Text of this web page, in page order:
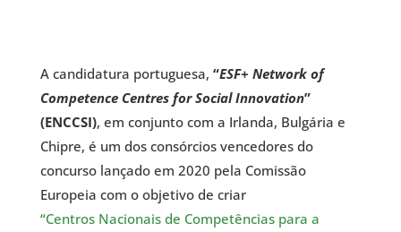
A candidatura portuguesa, “ESF+ Network of
Competence Centres for Social Innovation”
(ENCCSI), em conjunto com a Irlanda, Bulgária e
Chipre, é um dos consórcios vencedores do
concurso lançado em 2020 pela Comissão
Europeia com o objetivo de criar
“Centros Nacionais de Competências para a